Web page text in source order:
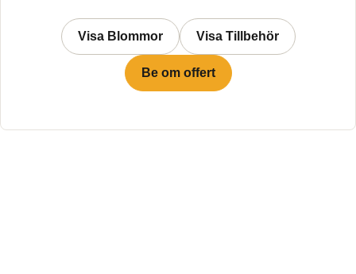
Visa Blommor Visa Tillbehör
Be om offert